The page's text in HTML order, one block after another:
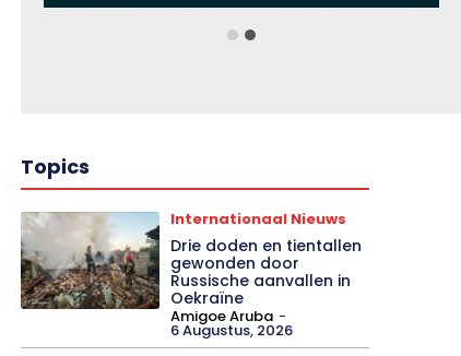
Topics
Internationaal Nieuws
Drie doden en tientallen
gewonden door
Russische aanvallen in
Oekraïne
Amigoe Aruba -
6 Augustus, 2026